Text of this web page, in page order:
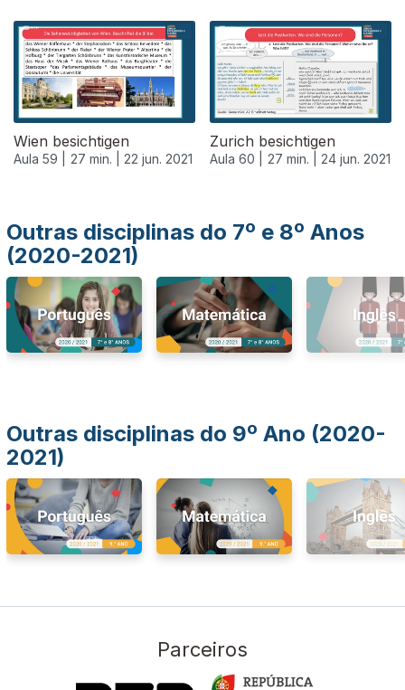
Wien besichtigen
Aula 59 | 27 min. | 22 jun. 2021
Zurich besichtigen
Aula 60 | 27 min. | 24 jun. 2021
553324
Outras disciplinas do 7º e 8º Anos
(2020-2021)
Outras disciplinas do 9º Ano (2020-
2021)
Parceiros